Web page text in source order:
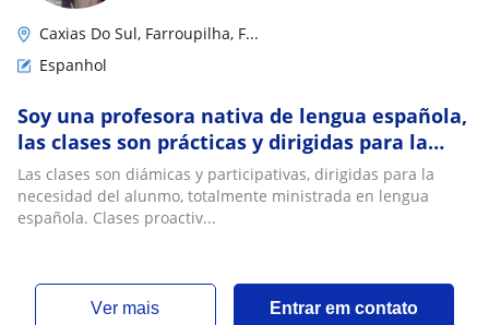
Caxias Do Sul, Farroupilha, F...
Espanhol
Soy una profesora nativa de lengua española,
las clases son prácticas y dirigidas para la
necesidad del alumno. Mis aulas son dirigidas
para todos los
Las clases son diámicas y participativas, dirigidas para la
necesidad del alunmo, totalmente ministrada en lengua
española. Clases proactiv...
ver mais Entrar em contato